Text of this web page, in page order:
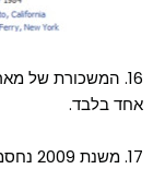
16. המשכורת של
אחד בלבד.
17.